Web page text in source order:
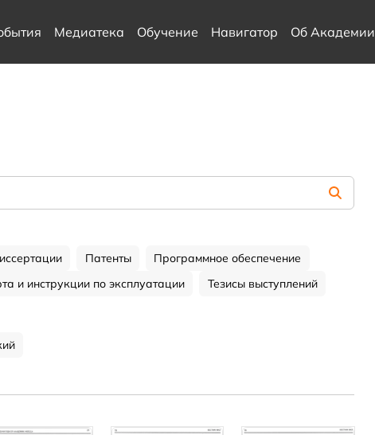
Медиатека Обучение Навигатор Об Академии
Патенты
Программное обеспечение
и инструкции по эксплуатации Тезисы выступлений